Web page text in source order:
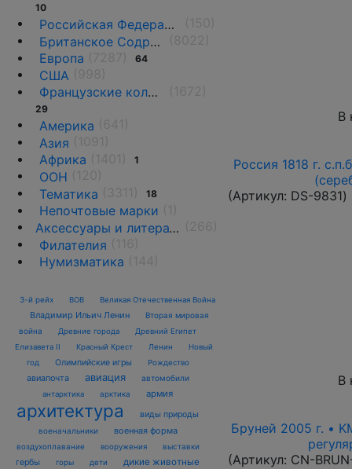
10
Российская Федерация(1992 г.-н.д.)
Британское Содружество
Европа
64
США
Французские колонии и территории
29
Америка
Азия
Африка
1
ООН
Тематика
18
Непочтовые марки
Аксессуары и литература
Филателия
Нумизматика
3-й рейх ВОВ Великая Отечественная Война
Владимир Ильич Ленин
Вторая мировая
война
Древние города
Древний Египет
Елизавета II
Красный Крест Ленин
Новый
год
Олимпийские игры Рождество
авиапочта авиация автомобили
антарктика арктика армия
архитектура виды природы
военачальники военная форма
воздухоплавание вооружения выставки
гербы горы дети дикие животные
В
Россия 1818 г.
(Артикул: DS-9831)
В
Бруней 2005 г. •
(Артикул: CN-